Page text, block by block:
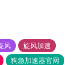
风
旋风加速
狗急加速器官网